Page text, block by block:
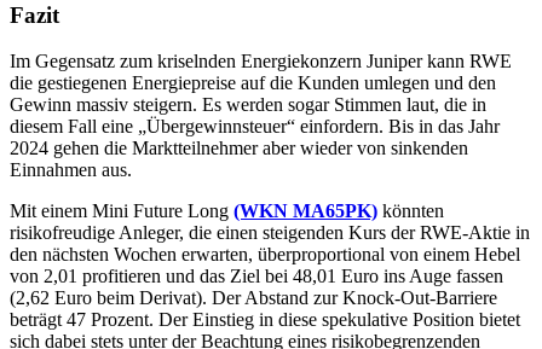
Fazit
Im Gegensatz zum kriselnden Energiekonzern Juniper kann RWE
die gestiegenen Energiepreise auf die Kunden umlegen und den
Gewinn massiv steigern. Es werden sogar Stimmen laut, die in
diesem Fall eine „Übergewinnsteuer“ einfordern. Bis in das Jahr
2024 gehen die Marktteilnehmer aber wieder von sinkenden
Einnahmen aus.
Mit einem Mini Future Long (WKN MA65PK) könnten
risikofreudige Anleger, die einen steigenden Kurs der RWE-Aktie in
den nächsten Wochen erwarten, überproportional von einem Hebel
von 2,01 profitieren und das Ziel bei 48,01 Euro ins Auge fassen
(2,62 Euro beim Derivat). Der Abstand zur Knock-Out-Barriere
beträgt 47 Prozent. Der Einstieg in diese spekulative Position bietet
sich dabei stets unter der Beachtung eines risikobegrenzenden